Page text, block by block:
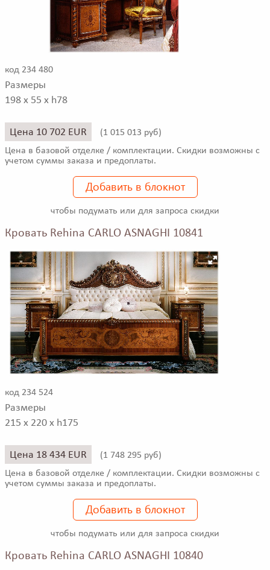
код 234 480
Размеры
198 x 55 x h78
Цена 10 702 EUR (1 015 013 руб)
Цена в базовой отделке / комплектации. Скидки возможны с
учетом суммы заказа и предоплаты.
Добавить в блокнот
чтобы подумать или для запроса скидки
Кровать Rehina CARLO ASNAGHI 10841
код 234 524
Размеры
215 x 220 x h175
Цена 18 434 EUR (1 748 295 руб)
Цена в базовой отделке / комплектации. Скидки возможны с
учетом суммы заказа и предоплаты.
Добавить в блокнот
чтобы подумать или для запроса скидки
Кровать Rehina CARLO ASNAGHI 10840